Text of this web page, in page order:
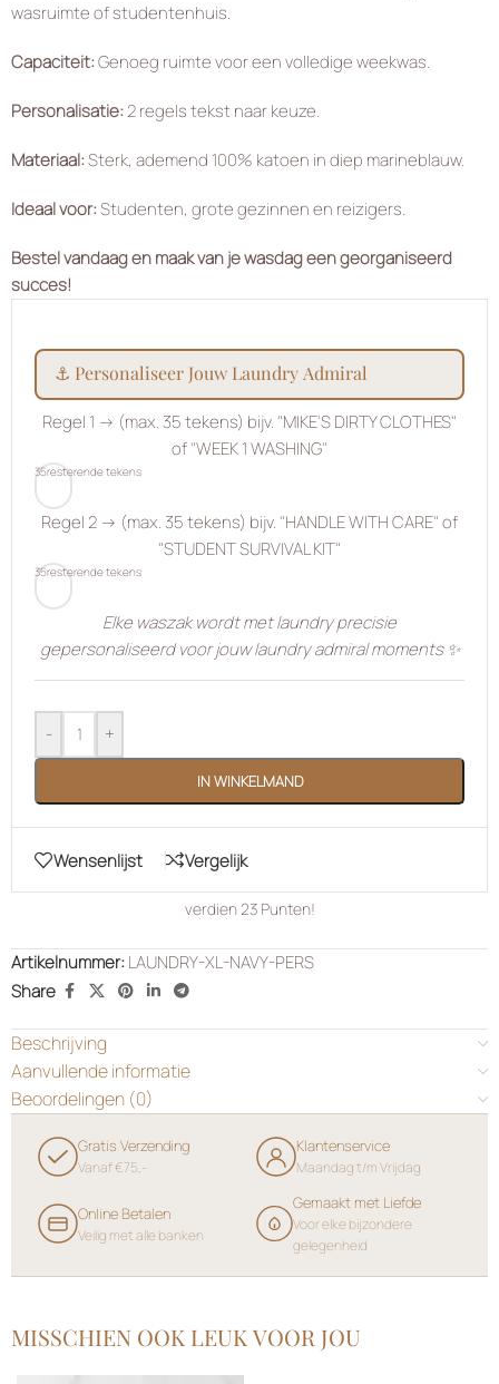
wasruimte of studentenhuis.
Capaciteit:Genoeg ruimte voor een volledige weekwas.
Personalisatie:2 regels tekst naar keuze.
Materiaal:Sterk, ademend 100% katoen in diep marineblauw.
Ideaal voor:Studenten, grote gezinnen en reizigers.
Bestel vandaag en maak van je wasdag een georganiseerd
succes!
⚓ personaliseer jouw laundry admiral
Regel 1 → (max. 35 tekens) bijv. "MIKE'S DIRTY CLOTHES"
of "WEEK 1 WASHING"
35resterende tekens
Regel 2 → (max. 35 tekens) bijv. "HANDLE WITH CARE" of
"STUDENT SURVIVAL KIT"
35resterende tekens
Elke waszak wordt met laundry precisie
gepersonaliseerd voor jouw laundry admiral moments ✨
- +
IN WINKELMAND
Wensenlijst Vergelijk
verdien23Punten!
Artikelnummer:LAUNDRY-XL-NAVY-PERS
Share
Beschrijving
Aanvullende informatie
Beoordelingen (0)
Gratis Verzending
Vanaf €75,-
Klantenservice
Maandag t/m Vrijdag
Online Betalen
Veilig met alle banken
Gemaakt met Liefde
Voor elke bijzondere
gelegenheid
MISSCHIEN OOK LEUK VOOR JOU